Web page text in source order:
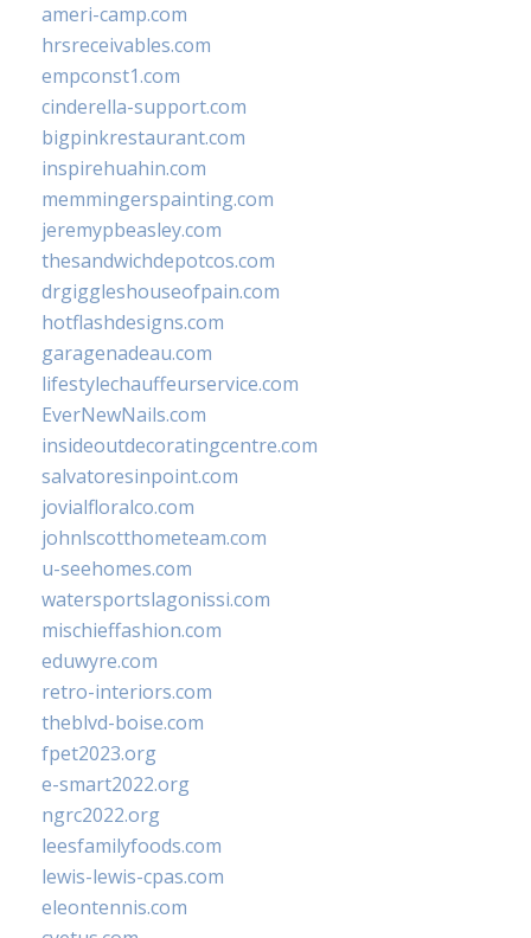
ameri-camp.com
hrsreceivables.com
empconst1.com
cinderella-support.com
bigpinkrestaurant.com
inspirehuahin.com
memmingerspainting.com
jeremypbeasley.com
thesandwichdepotcos.com
drgiggleshouseofpain.com
hotflashdesigns.com
garagenadeau.com
lifestylechauffeurservice.com
EverNewNails.com
insideoutdecoratingcentre.com
salvatoresinpoint.com
jovialfloralco.com
johnlscotthometeam.com
u-seehomes.com
watersportslagonissi.com
mischieffashion.com
eduwyre.com
retro-interiors.com
theblvd-boise.com
fpet2023.org
e-smart2022.org
ngrc2022.org
leesfamilyfoods.com
lewis-lewis-cpas.com
eleontennis.com